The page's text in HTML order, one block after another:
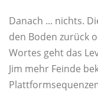
Danach ... nichts.
den Boden zurück
Wortes geht das
Jim mehr Feinde